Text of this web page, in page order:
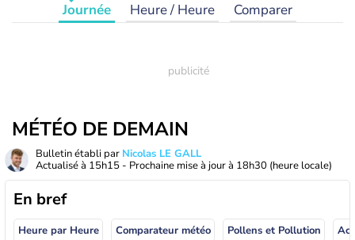
Journée Heure / Heure Comparer
MÉTÉO DE DEMAIN
Bulletin établi par Nicolas LE GALL
Actualisé à 15h15 - Prochaine mise à jour à 18h30 (heure locale)
En bref
Heure par Heure Comparateur météo Pollens et Pollution